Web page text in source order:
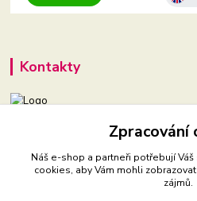
Kontakty
+420 604 921 321
babyveci@babyveci.cz
Zpracování
Náš e-shop a partneři potřebují Váš
cookies, aby Vám mohli
zájmů.